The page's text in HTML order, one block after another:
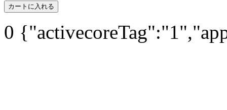
カートに入れる
0